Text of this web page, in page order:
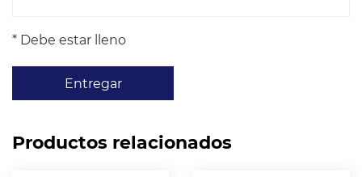
* Debe estar lleno
Entregar
Productos relacionados